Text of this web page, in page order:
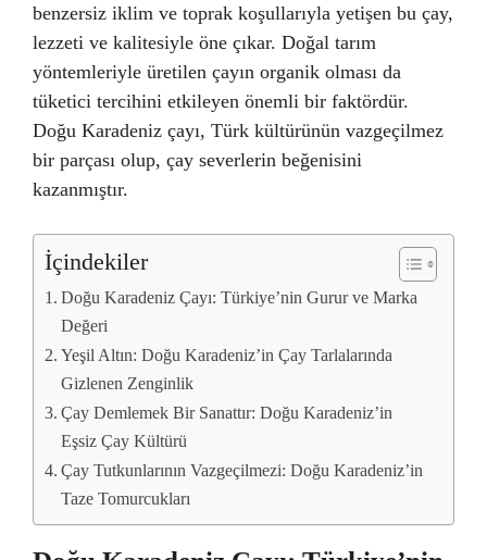
benzersiz iklim ve toprak koşullarıyla yetişen bu çay,
lezzeti ve kalitesiyle öne çıkar. Doğal tarım
yöntemleriyle üretilen çayın organik olması da
tüketici tercihini etkileyen önemli bir faktördür.
Doğu Karadeniz çayı, Türk kültürünün vazgeçilmez
bir parçası olup, çay severlerin beğenisini
kazanmıştır.
İçindekiler
Doğu Karadeniz Çayı: Türkiye’nin Gurur ve Marka
Değeri
Yeşil Altın: Doğu Karadeniz’in Çay Tarlalarında
Gizlenen Zenginlik
Çay Demlemek Bir Sanattır: Doğu Karadeniz’in
Eşsiz Çay Kültürü
Çay Tutkunlarının Vazgeçilmezi: Doğu Karadeniz’in
Taze Tomurcukları